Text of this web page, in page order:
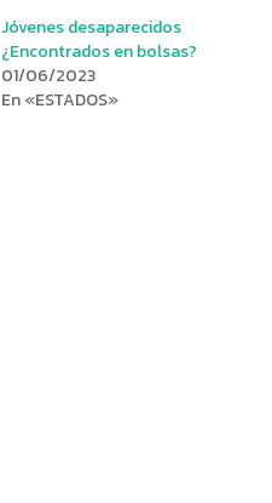
Jóvenes desaparecidos
¿Encontrados en bolsas?
01/06/2023
En «ESTADOS»